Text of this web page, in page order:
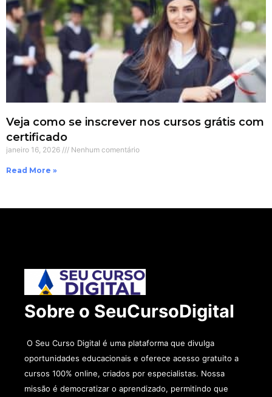
Veja como se inscrever nos cursos grátis com
certificado
janeiro 16, 2026 Nenhum comentário
Read More »
Sobre o SeuCursoDigital
O Seu Curso Digital é uma plataforma que divulga
oportunidades educacionais e oferece acesso gratuito a
cursos 100% online, criados por especialistas. Nossa
missão é democratizar o aprendizado, permitindo que